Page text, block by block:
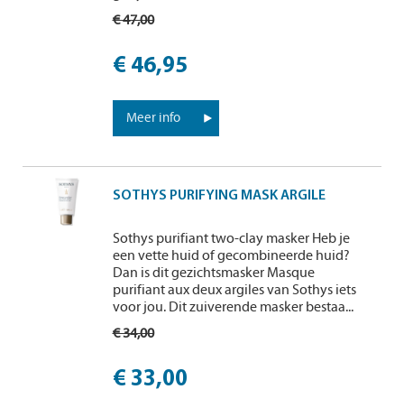
€ 47,00
€ 46,95
Meer info
SOTHYS PURIFYING MASK ARGILE
Sothys purifiant two-clay masker Heb je
een vette huid of gecombineerde huid?
Dan is dit gezichtsmasker Masque
purifiant aux deux argiles van Sothys iets
voor jou. Dit zuiverende masker bestaa...
€ 34,00
€ 33,00